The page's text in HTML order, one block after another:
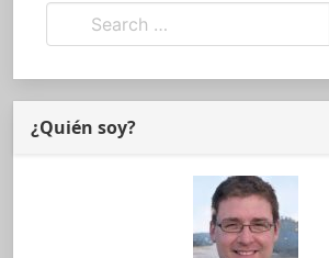
¿Quién soy?